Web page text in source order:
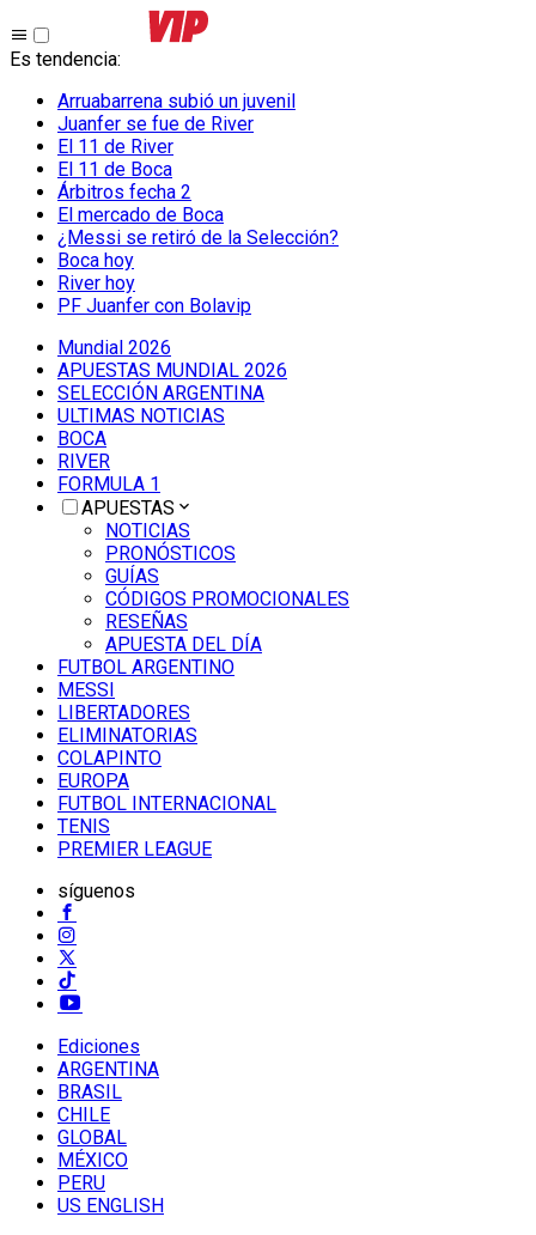
Es tendencia:
Arruabarrena subió un juvenil
Juanfer se fue de River
El 11 de River
El 11 de Boca
Árbitros fecha 2
El mercado de Boca
¿Messi se retiró de la Selección?
Boca hoy
River hoy
PF Juanfer con Bolavip
Mundial 2026
APUESTAS MUNDIAL 2026
SELECCIÓN ARGENTINA
ULTIMAS NOTICIAS
BOCA
RIVER
FORMULA 1
APUESTAS
NOTICIAS
PRONÓSTICOS
GUÍAS
CÓDIGOS PROMOCIONALES
RESEÑAS
APUESTA DEL DÍA
FUTBOL ARGENTINO
MESSI
LIBERTADORES
ELIMINATORIAS
COLAPINTO
EUROPA
FUTBOL INTERNACIONAL
TENIS
PREMIER LEAGUE
síguenos
Ediciones
ARGENTINA
BRASIL
CHILE
GLOBAL
MÉXICO
PERU
US ENGLISH